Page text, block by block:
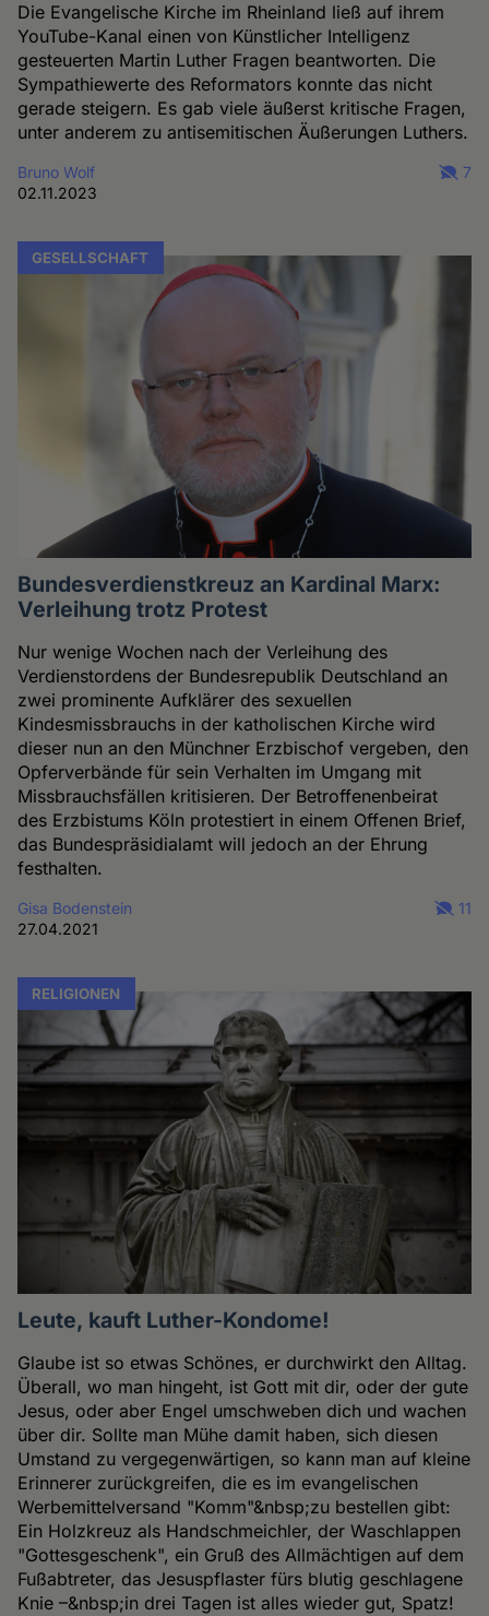
Die Evangelische Kirche im Rheinland ließ auf ihrem
YouTube-Kanal einen von Künstlicher Intelligenz
gesteuerten Martin Luther Fragen beantworten. Die
Sympathiewerte des Reformators konnte das nicht
gerade steigern. Es gab viele äußerst kritische Fragen,
unter anderem zu antisemitischen Äußerungen Luthers.
Bruno Wolf
02.11.2023
7
GESELLSCHAFT
Bundesverdienstkreuz an Kardinal Marx:
Verleihung trotz Protest
Nur wenige Wochen nach der Verleihung des
Verdienstordens der Bundesrepublik Deutschland an
zwei prominente Aufklärer des sexuellen
Kindesmissbrauchs in der katholischen Kirche wird
dieser nun an den Münchner Erzbischof vergeben, den
Opferverbände für sein Verhalten im Umgang mit
Missbrauchsfällen kritisieren. Der Betroffenenbeirat
des Erzbistums Köln protestiert in einem Offenen Brief,
das Bundespräsidialamt will jedoch an der Ehrung
festhalten.
Gisa Bodenstein
27.04.2021
11
RELIGIONEN
Leute, kauft Luther-Kondome!
Glaube ist so etwas Schönes, er durchwirkt den Alltag.
Überall, wo man hingeht, ist Gott mit dir, oder der gute
Jesus, oder aber Engel umschweben dich und wachen
über dir. Sollte man Mühe damit haben, sich diesen
Umstand zu vergegenwärtigen, so kann man auf kleine
Erinnerer zurückgreifen, die es im evangelischen
Werbemittelversand "Komm"&nbsp;zu bestellen gibt:
Ein Holzkreuz als Handschmeichler, der Waschlappen
"Gottesgeschenk", ein Gruß des Allmächtigen auf dem
Fußabtreter, das Jesuspflaster fürs blutig geschlagene
Knie –&nbsp;in drei Tagen ist alles wieder gut, Spatz!